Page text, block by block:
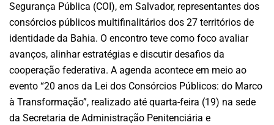
Segurança Pública (COI), em Salvador, representantes dos
consórcios públicos multifinalitários dos 27 territórios de
identidade da Bahia. O encontro teve como foco avaliar
avanços, alinhar estratégias e discutir desafios da
cooperação federativa. A agenda acontece em meio ao
evento “20 anos da Lei dos Consórcios Públicos: do Marco
à Transformação”, realizado até quarta-feira (19) na sede
da Secretaria de Administração Penitenciária e